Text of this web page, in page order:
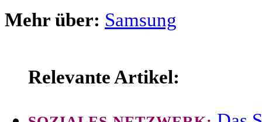
Mehr über: Samsung
Relevante Artikel: